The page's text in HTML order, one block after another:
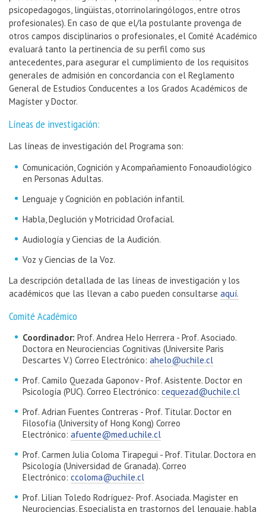
psicopedagogos, lingüistas, otorrinolaringólogos, entre otros
profesionales). En caso de que el/la postulante provenga de
otros campos disciplinarios o profesionales, el Comité Académico
evaluará tanto la pertinencia de su perfil como sus
antecedentes, para asegurar el cumplimiento de los requisitos
generales de admisión en concordancia con el Reglamento
General de Estudios Conducentes a los Grados Académicos de
Magíster y Doctor.
Líneas de investigación:
Las líneas de investigación del Programa son:
Comunicación, Cognición y Acompañamiento Fonoaudiológico
en Personas Adultas.
Lenguaje y Cognición en población infantil.
Habla, Deglución y Motricidad Orofacial.
Audiología y Ciencias de la Audición.
Voz y Ciencias de la Voz.
La descripción detallada de las líneas de investigación y los
académicos que las llevan a cabo pueden consultarse aquí.
Comité Académico
Coordinador: Prof. Andrea Helo Herrera - Prof. Asociado.
Doctora en Neurociencias Cognitivas (Universite Paris
Descartes V.) Correo Electrónico: ahelo@uchile.cl
Prof. Camilo Quezada Gaponov - Prof. Asistente. Doctor en
Psicología (PUC). Correo Electrónico: cequezad@uchile.cl
Prof. Adrian Fuentes Contreras - Prof. Titular. Doctor en
Filosofía (University of Hong Kong) Correo
Electrónico: afuente@med.uchile.cl
Prof. Carmen Julia Coloma Tirapegui - Prof. Titular. Doctora en
Psicología (Universidad de Granada). Correo
Electrónico: ccoloma@uchile.cl
Prof. Lilian Toledo Rodríguez- Prof. Asociada. Magister en
Neurociencias, Especialista en trastornos del lenguaje, habla